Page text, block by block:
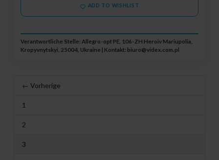
ADD TO WISHLIST
Verantwortliche Stelle: Allegro-opt PE, 106-ZH Heroiv Mariupolia,
Kropyvnytskyi, 25004, Ukraine | Kontakt: biuro@videx.com.pl
← Vorherige
1
2
3